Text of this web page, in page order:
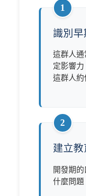
1
識別
這群人通
定影響
這群人約
2
建立
開發期
什麼問題